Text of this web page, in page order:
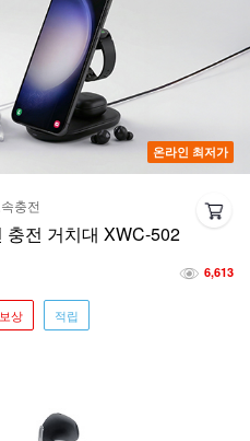
온라인 최저가
충전
충전 거치대 XWC-502
6,613
상 적립